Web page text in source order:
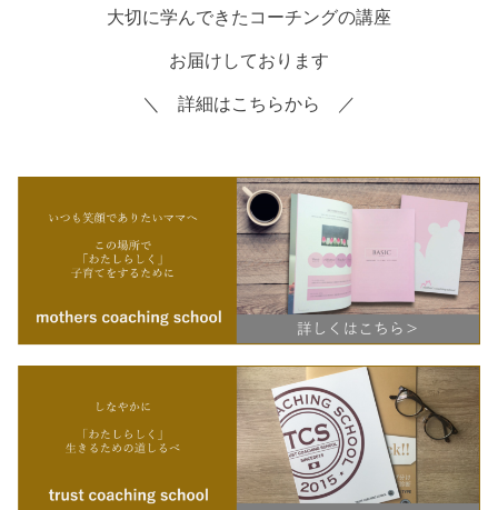
大切に学んできたコーチングの講座
お届けしております
＼ 詳細はこちらから ／